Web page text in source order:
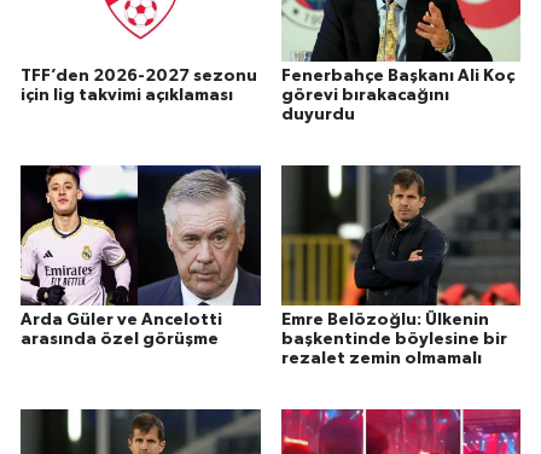
TFF’den 2026-2027 sezonu
için lig takvimi açıklaması
Fenerbahçe Başkanı Ali Koç
görevi bırakacağını
duyurdu
Arda Güler ve Ancelotti
arasında özel görüşme
Emre Belözoğlu: Ülkenin
başkentinde böylesine bir
rezalet zemin olmamalı